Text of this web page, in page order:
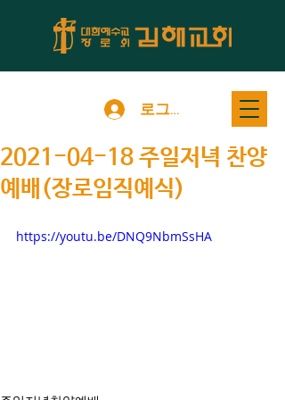
로그인
2021-04-18 주일저녁 찬양
예배(장로임직예식)
https://youtu.be/DNQ9NbmSsHA